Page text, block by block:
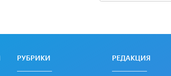
РУБРИКИ РЕДАКЦИЯ